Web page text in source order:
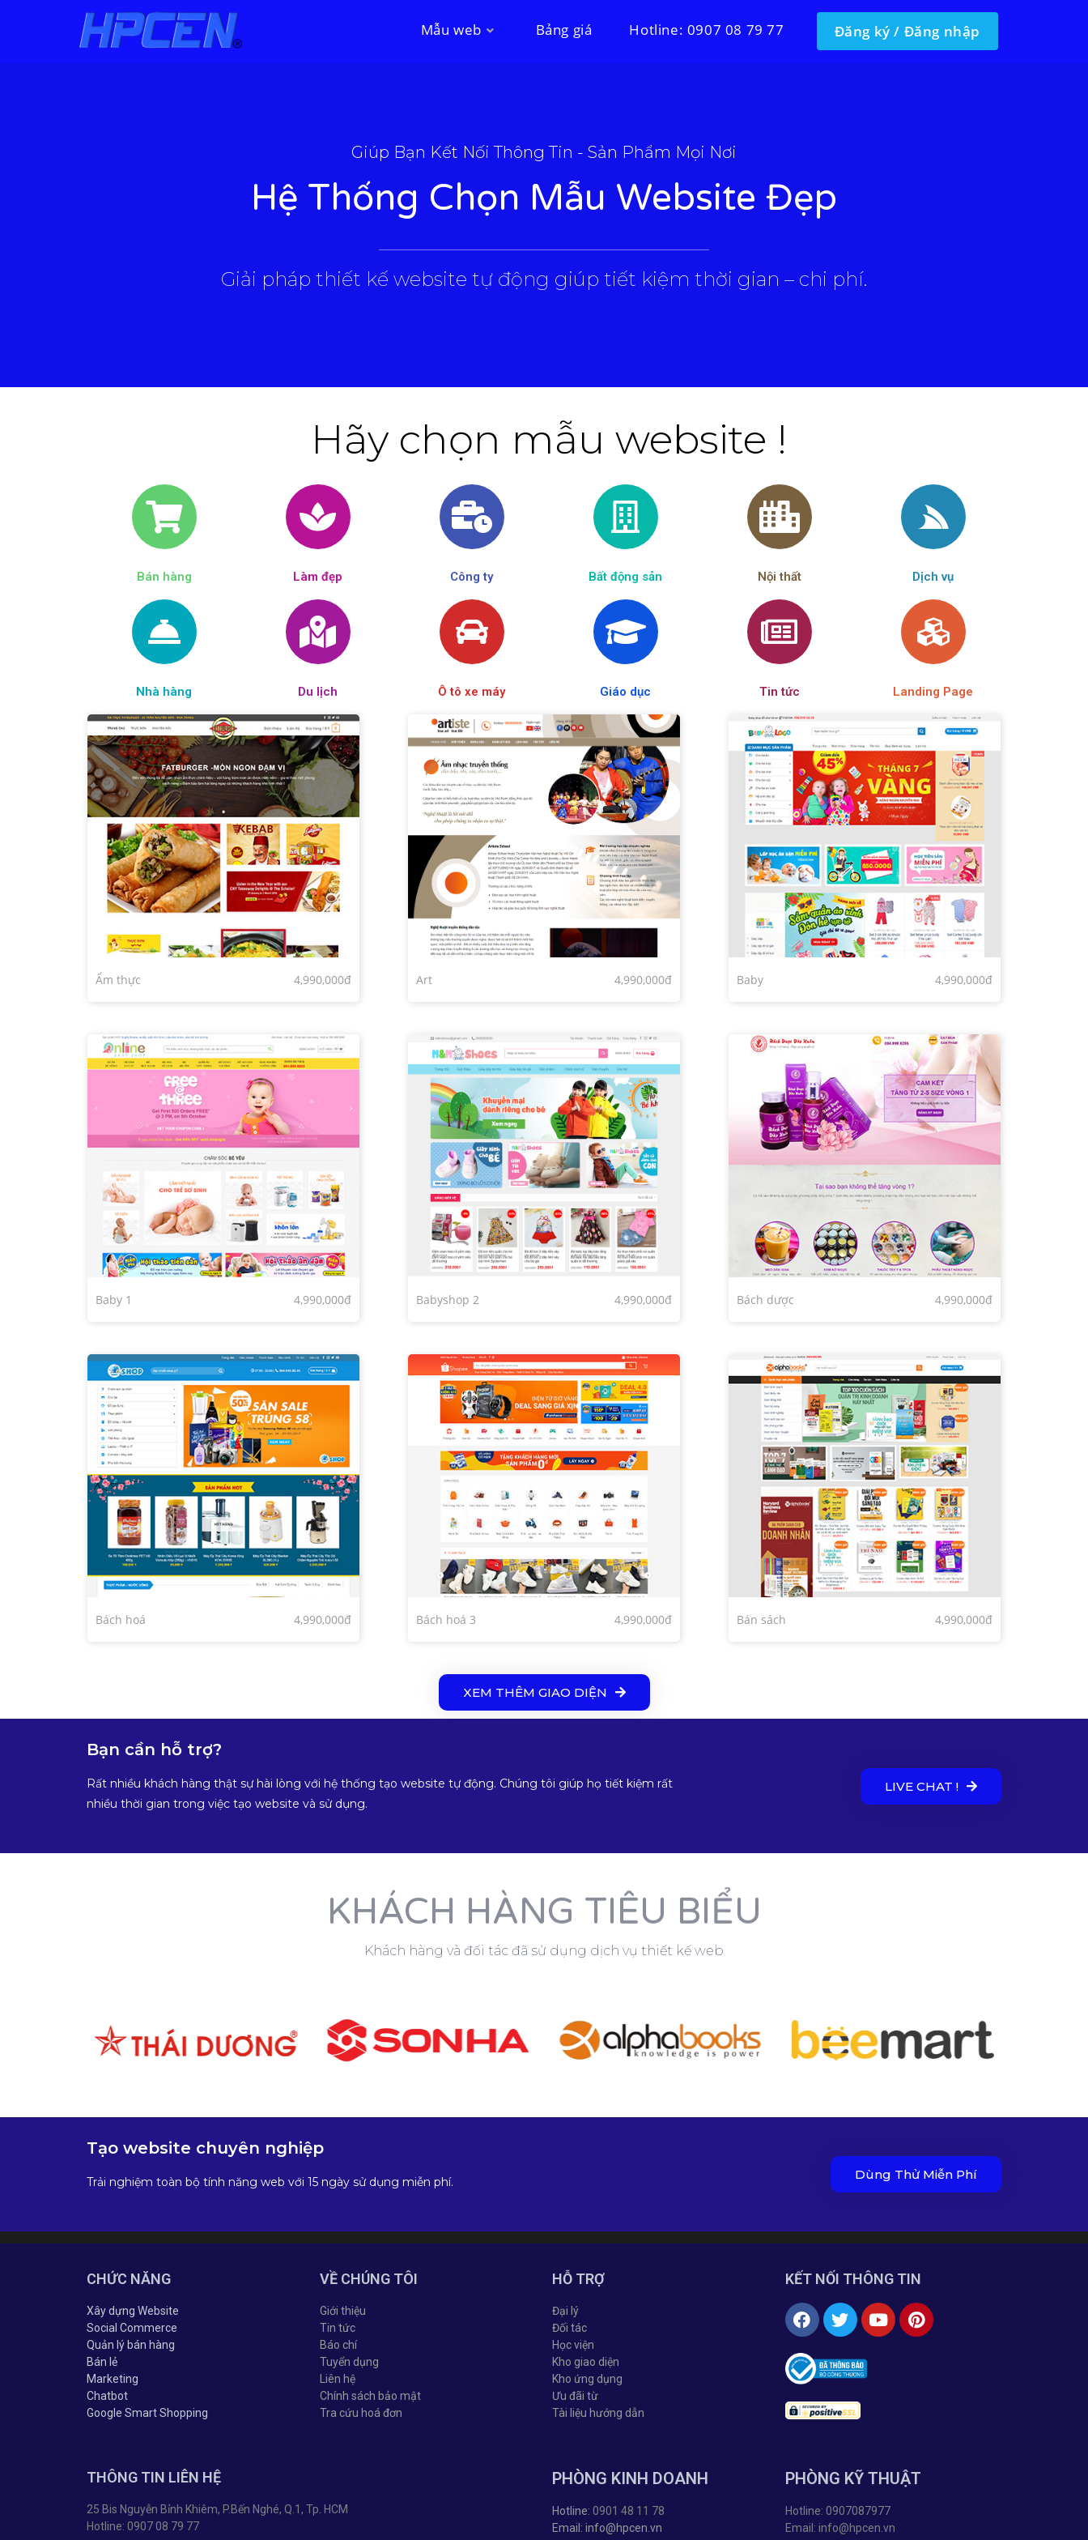
Mẫu web Bảng giá Hotline: 0907 08 79 77 Đăng ký / Đăng nhập
Giúp Bạn Kết Nối Thông Tin - Sản Phẩm Mọi Nơi
Hệ Thống Chọn Mẫu Website Đẹp
Giải pháp thiết kế website tự động giúp tiết kiệm thời gian – chi phí.
Hãy chọn mẫu website !
Bán hàng Làm đẹp​ Công ty Bất động sản Nội thất Dịch vụ
Nhà hàng Du lịch Ô tô xe máy Giáo dục Tin tức Landing Page
Ẩm thực 4,990,000đ Art 4,990,000đ Baby 4,990,000đ
Baby 1 4,990,000đ Babyshop 2 4,990,000đ Bách dược 4,990,000đ
Bách hoá 4,990,000đ Bách hoá 3 4,990,000đ Bán sách 4,990,000đ
XEM THÊM GIAO DIỆN
Bạn cần hỗ trợ?
Rất nhiều khách hàng thật sự hài lòng với hệ thống tạo website tự động. Chúng tôi giúp họ tiết kiệm rất
nhiều thời gian trong việc tạo website và sử dụng.
LIVE CHAT !
KHÁCH HÀNG TIÊU BIỂU
Khách hàng và đối tác đã sử dụng dịch vụ thiết kế web
Tạo website chuyên nghiệp
Trải nghiệm toàn bộ tính năng web với 15 ngày sử dụng miễn phí. Dùng Thử Miễn Phí
CHỨC NĂNG
Xây dựng Website
Social Commerce
Quản lý bán hàng
Bán lẻ
Marketing
Chatbot
Google Smart Shopping
VỀ CHÚNG TÔI
Giới thiệu
Tin tức
Báo chí
Tuyển dụng
Liên hệ
Chính sách bảo mật
Tra cứu hoá đơn
HỖ TRỢ
Đại lý
Đối tác
Học viện
Kho giao diện
Kho ứng dụng
Ưu đãi từ
Tài liệu hướng dẫn
KẾT NỐI THÔNG TIN
THÔNG TIN LIÊN HỆ
25 Bis Nguyễn Bỉnh Khiêm, P.Bến Nghé, Q.1, Tp. HCM
Hotline: 0907 08 79 77
PHÒNG KINH DOANH
Hotline: 0901 48 11 78
Email: info@hpcen.vn
PHÒNG KỸ THUẬT
Hotline: 0907087977
Email: info@hpcen.vn